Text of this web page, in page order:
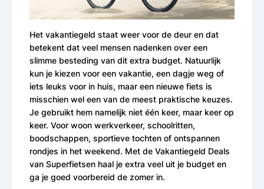
Het vakantiegeld staat weer voor de deur en dat
betekent dat veel mensen nadenken over een
slimme besteding van dit extra budget. Natuurlijk
kun je kiezen voor een vakantie, een dagje weg of
iets leuks voor in huis, maar een nieuwe fiets is
misschien wel een van de meest praktische keuzes.
Je gebruikt hem namelijk niet één keer, maar keer op
keer. Voor woon werkverkeer, schoolritten,
boodschappen, sportieve tochten of ontspannen
rondjes in het weekend. Met de Vakantiegeld Deals
van Superfietsen haal je extra veel uit je budget en
ga je goed voorbereid de zomer in.